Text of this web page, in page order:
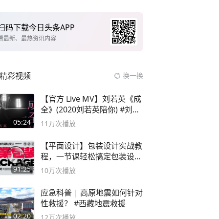
码下载今日头条APP
最新、最热资讯内容
精彩视频 换一换
05:24
【官方 Live MV】刘若英《成
全》(2020刘若英陪你) #刘若
英 #成全
11万次播放
91:25
【平面设计】包装设计实战教
程，一节课轻松搞定包装设计
流程！
10万次播放
02:20
应急科普 | 高原地震如何针对
性救援？ #西藏地震救援